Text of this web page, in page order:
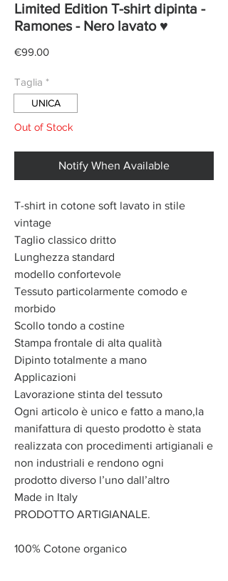
Limited Edition T-shirt dipinta -
Ramones - Nero lavato ♥
€99.00Price
Taglia *
UNICA
Out of Stock
Notify When Available
T-shirt in cotone soft lavato in stile
vintage
Taglio classico dritto
Lunghezza standard
modello confortevole
Tessuto particolarmente comodo e
morbido
Scollo tondo a costine
Stampa frontale di alta qualità
Dipinto totalmente a mano
Applicazioni
Lavorazione stinta del tessuto
Ogni articolo è unico e fatto a mano,la
manifattura di questo prodotto è stata
realizzata con procedimenti artigianali e
non industriali e rendono ogni
prodotto diverso l’uno dall’altro
Made in Italy
PRODOTTO ARTIGIANALE.
100% Cotone organico